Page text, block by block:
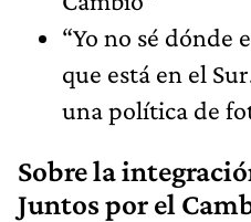
“Yo no sé dónde
que está en el
una política de
Sobre la
Juntos por el